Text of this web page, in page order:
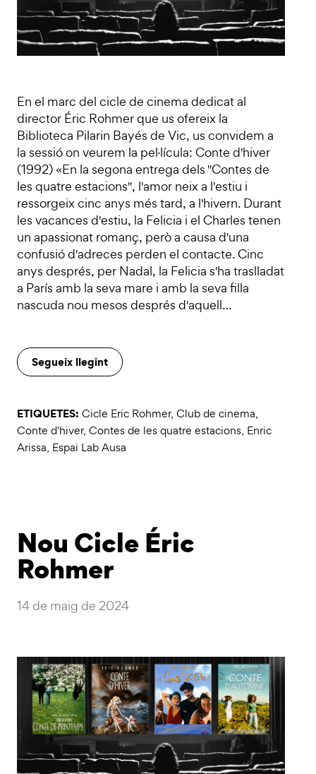
En el marc del cicle de cinema dedicat al
director Éric Rohmer que us ofereix la
Biblioteca Pilarin Bayés de Vic, us convidem a
la sessió on veurem la pel·lícula: Conte d'hiver
(1992) «En la segona entrega dels "Contes de
les quatre estacions", l'amor neix a l'estiu i
ressorgeix cinc anys més tard, a l'hivern. Durant
les vacances d'estiu, la Felicia i el Charles tenen
un apassionat romanç, però a causa d'una
confusió d'adreces perden el contacte. Cinc
anys després, per Nadal, la Felicia s'ha traslladat
a París amb la seva mare i amb la seva filla
nascuda nou mesos després d'aquell…
Segueix llegint
ETIQUETES: Cicle Eric Rohmer, Club de cinema,
Conte d'hiver, Contes de les quatre estacions, Enric
Arissa, Espai Lab Ausa
Nou Cicle Éric
Rohmer
14 de maig de 2024